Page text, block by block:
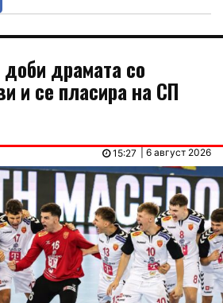
драмата со
и се пласира на СП
| 6 август 2026
15:27